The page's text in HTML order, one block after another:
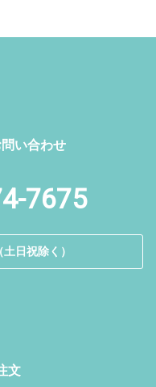
い合わせ
7675
日祝除く）
文